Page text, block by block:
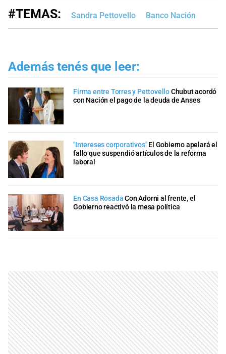
#TEMAS: Sandra Pettovello Banco Nación
Además tenés que leer:
Firma entre Torres y PettovelloChubut acordó
con Nación el pago de la deuda de Anses
"Intereses corporativos" El Gobierno apelará el
fallo que suspendió artículos de la reforma
laboral
En Casa RosadaCon Adorni al frente, el
Gobierno reactivó la mesa política